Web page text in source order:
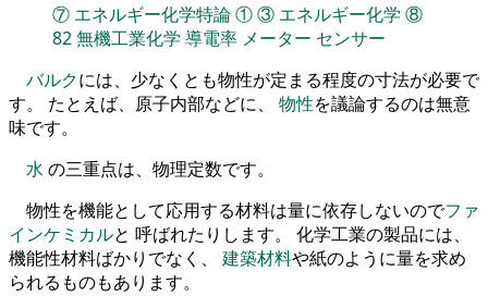
⑦ エネルギー化学特論①③ エネルギー化学 ⑧
82無機工業化学 導電率 メーター センサー
バルクには、少なくとも物性が定まる程度の寸法が必要で
す。 たとえば、原子内部などに、 物性を議論するのは無意
味です。
水 の三重点は、物理定数です。
物性を機能として応用する材料は量に依存しないのでファ
インケミカルと 呼ばれたりします。 化学工業の製品には、
機能性材料ばかりでなく、 建築材料や紙のように量を求め
られるものもあります。